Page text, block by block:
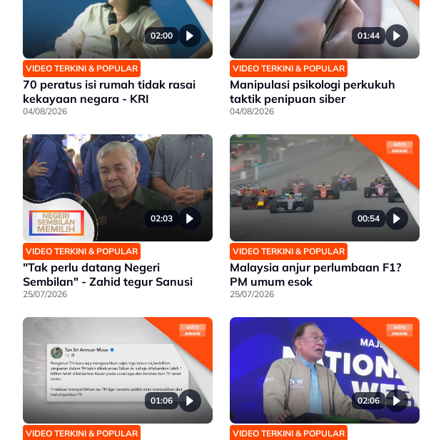
02:00
VIDEO TERKINI & POPULAR
70 peratus isi rumah tidak rasai
kekayaan negara - KRI
04/08/2026
01:44
VIDEO TERKINI & POPULAR
Manipulasi psikologi perkukuh
taktik penipuan siber
04/08/2026
02:03
VIDEO TERKINI & POPULAR
"Tak perlu datang Negeri
Sembilan" - Zahid tegur Sanusi
25/07/2026
00:54
VIDEO TERKINI & POPULAR
Malaysia anjur perlumbaan F1?
PM umum esok
25/07/2026
01:06
VIDEO TERKINI & POPULAR
02:06
VIDEO TERKINI & POPULAR